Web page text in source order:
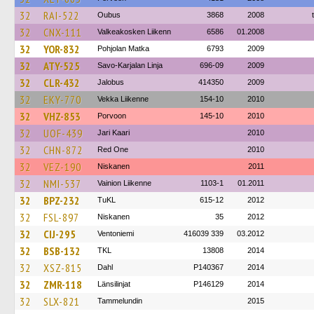
32 RAI-522 Oubus 3868 2008
32 CNX-111 Valkeakosken Liikenn 6586 01.2008
32 YOR-832 Pohjolan Matka 6793 2009
32 ATY-525 Savo-Karjalan Linja 696-09 2009
32 CLR-432 Jalobus 414350 2009
32 EKY-770 Vekka Liikenne 154-10 2010
32 VHZ-853 Porvoon 145-10 2010
32 UOF-439 Jari Kaari 2010
32 CHN-872 Red One 2010
32 VEZ-190 Niskanen 2011
32 NMI-537 Vainion Liikenne 1103-1 01.2011
32 BPZ-232 TuKL 615-12 2012
32 FSL-897 Niskanen 35 2012
32 CIJ-295 Ventoniemi 416039 339 03.2012
32 BSB-132 TKL 13808 2014
32 XSZ-815 Dahl P140367 2014
32 ZMR-118 Länsilinjat P146129 2014
32 SLX-821 Tammelundin 2015